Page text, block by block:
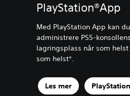
PlayStation®App
Med PlayStation App kan du
administrere PS5-
lagringsplass når som helst
som helst*.
Les mer